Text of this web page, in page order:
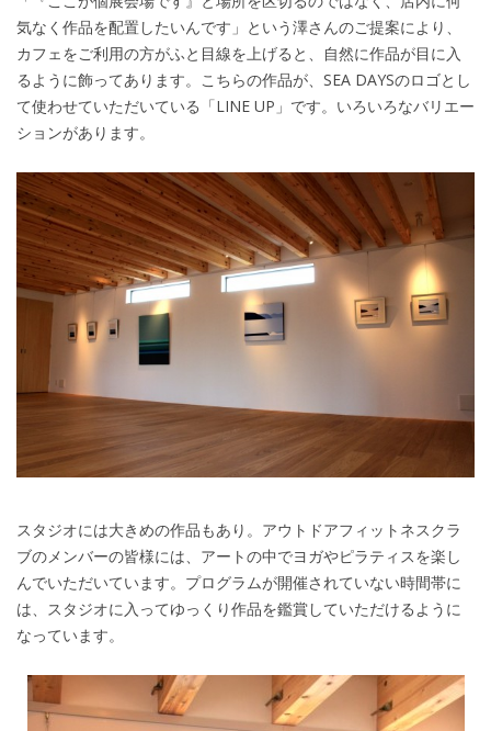
気なく作品を配置したいんです」という澤さんのご提案により、
カフェをご利用の方がふと目線を上げると、自然に作品が目に入
るように飾ってあります。こちらの作品が、SEA DAYSのロゴとし
て使わせていただいている「LINE UP」です。いろいろなバリエー
ションがあります。
スタジオには大きめの作品もあり。アウトドアフィットネスクラ
ブのメンバーの皆様には、アートの中でヨガやピラティスを楽し
んでいただいています。プログラムが開催されていない時間帯に
は、スタジオに入ってゆっくり作品を鑑賞していただけるように
なっています。